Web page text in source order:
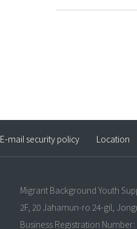
E-mail security policy Location
Migrant Background Youth
2F, 20 Jahamun-ro 24-gil,
Business Registration Number: